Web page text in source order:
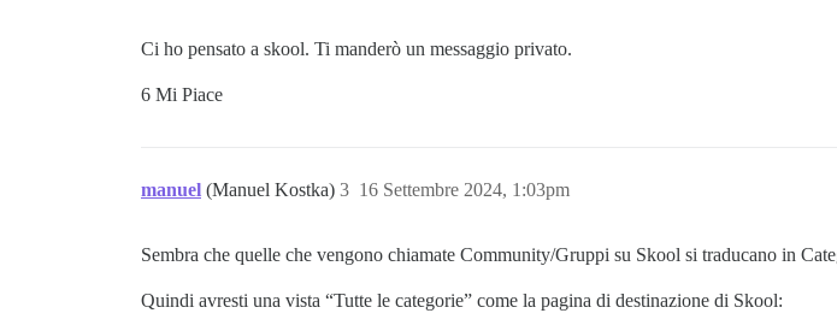
Ci ho pensato a skool. Ti manderò un messaggio privato.
6 Mi Piace
manuel (Manuel Kostka) 16 Settembre 2024, 1:03pm
3
Sembra che quelle che vengono chiamate Community/Gruppi su Skool si traducano in
Quindi avresti una vista “Tutte le categorie” come la pagina di destinazione di Skool: